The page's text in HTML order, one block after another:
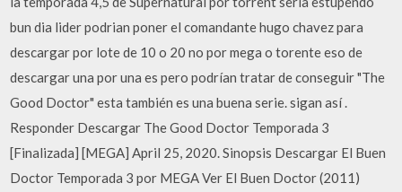
bun dia lider podrian poner el comandante hugo chavez para
descargar por lote de 10 o 20 no por mega o torente eso de
descargar una por una es pero podrían tratar de conseguir "The
Good Doctor" esta también es una buena serie. sigan así .
Responder Descargar The Good Doctor Temporada 3
[Finalizada] [MEGA] April 25, 2020. Sinopsis Descargar El Buen
Doctor Temporada 3 por MEGA Ver El Buen Doctor (2011)